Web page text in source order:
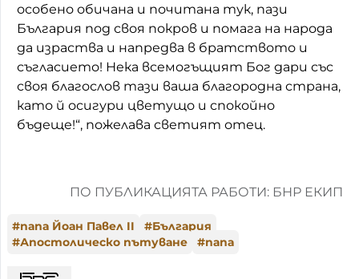
особено обичана и почитана тук, пази
България под своя покров и помага на народа
да израства и напредва в братството и
съгласието! Нека всемогъщият Бог дари със
своя благослов тази ваша благородна страна,
като й осигури цветущо и спокойно
бъдеще!“, пожелава светият отец.
ПО ПУБЛИКАЦИЯТА РАБОТИ: БНР ЕКИП
#папа Йоан Павел II #България
#Апостолическо пътуване #папа